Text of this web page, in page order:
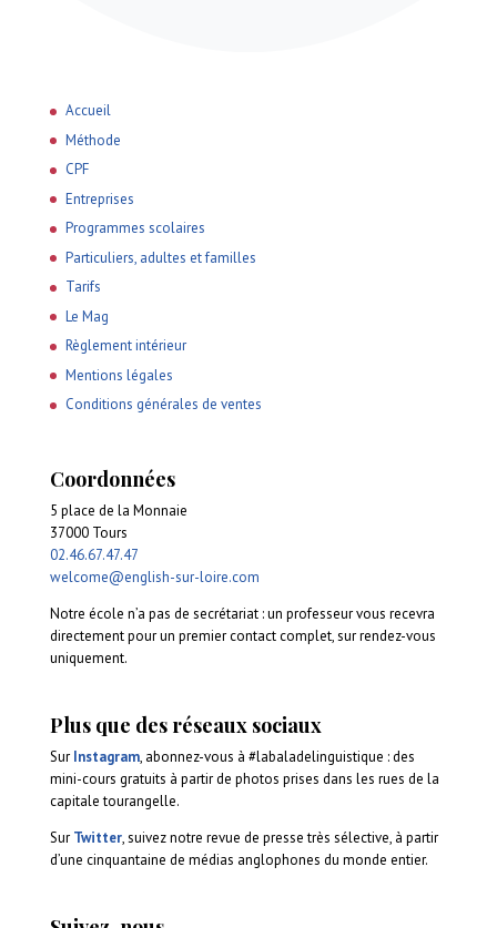
Accueil
Méthode
CPF
Entreprises
Programmes scolaires
Particuliers, adultes et familles
Tarifs
Le Mag
Règlement intérieur
Mentions légales
Conditions générales de ventes
Coordonnées
5 place de la Monnaie
37000 Tours
02.46.67.47.47
welcome@english-sur-loire.com
Notre école n’a pas de secrétariat : un professeur vous recevra
directement pour un premier contact complet, sur rendez-vous
uniquement.
Plus que des réseaux sociaux
Sur Instagram, abonnez-vous à #labaladelinguistique : des
mini-cours gratuits à partir de photos prises dans les rues de la
capitale tourangelle.
Sur Twitter, suivez notre revue de presse très sélective, à partir
d’une cinquantaine de médias anglophones du monde entier.